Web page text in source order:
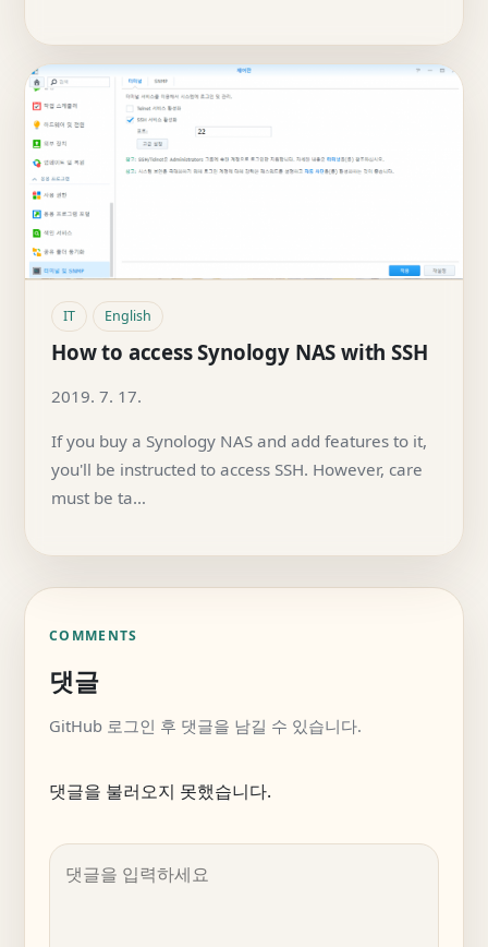
IT English
How to access Synology NAS with SSH
2019. 7. 17.
If you buy a Synology NAS and add features to it,
you'll be instructed to access SSH. However, care
must be ta…
COMMENTS
댓글
GitHub 로그인 후 댓글을 남길 수 있습니다.
댓글을 불러오지 못했습니다.